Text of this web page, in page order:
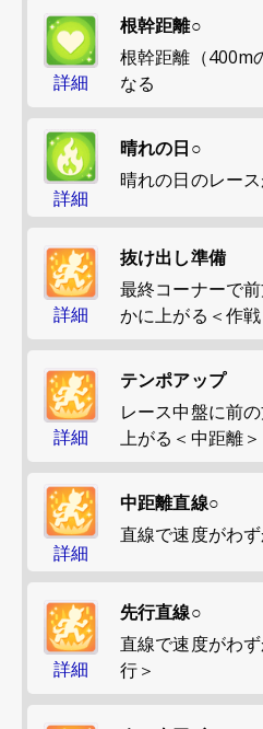
詳細
根幹距離○
根幹距離（400m
なる
詳細
晴れの日○
晴れの日のレー
詳細
抜け出し準備
最終コーナーで
かに上がる＜作
詳細
テンポアップ
レース中盤に前
上がる＜中距離＞
詳細
中距離直線○
直線で速度がわ
詳細
先行直線○
直線で速度がわ
行＞